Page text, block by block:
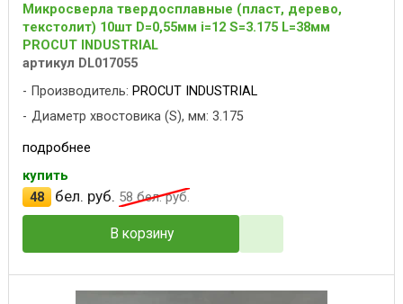
Микросверла твердосплавные (пласт, дерево,
текстолит) 10шт D=0,55мм i=12 S=3.175 L=38мм
PROCUT INDUSTRIAL
артикул DL017055
Производитель: PROCUT INDUSTRIAL
Диаметр хвостовика (S), мм: 3.175
подробнее
купить
48
бел. руб. 58бел. руб.
В корзину